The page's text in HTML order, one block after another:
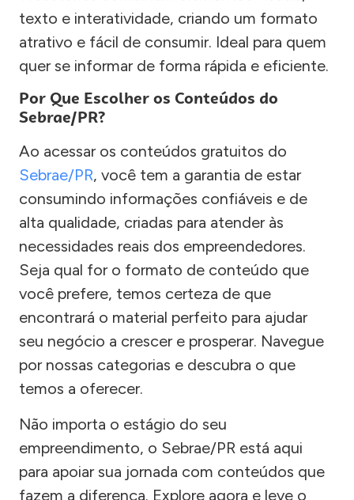
texto e interatividade, criando um formato
atrativo e fácil de consumir. Ideal para quem
quer se informar de forma rápida e eficiente.
Por Que Escolher os Conteúdos do
Sebrae/PR?
Ao acessar os conteúdos gratuitos do
Sebrae/PR, você tem a garantia de estar
consumindo informações confiáveis e de
alta qualidade, criadas para atender às
necessidades reais dos empreendedores.
Seja qual for o formato de conteúdo que
você prefere, temos certeza de que
encontrará o material perfeito para ajudar
seu negócio a crescer e prosperar. Navegue
por nossas categorias e descubra o que
temos a oferecer.
Não importa o estágio do seu
empreendimento, o Sebrae/PR está aqui
para apoiar sua jornada com conteúdos que
fazem a diferença. Explore agora e leve o